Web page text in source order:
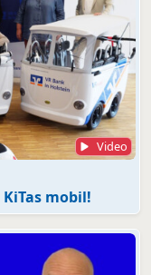
Video
mobil!